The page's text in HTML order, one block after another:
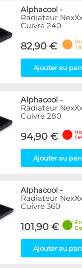
Alphacool -
Radiateur
Cuivre 240
82,90 €
1
Ajouter au
Alphacool -
Radiateur
Cuivre 280
94,90 €
Ajouter au
Alphacool -
Radiateur
Cuivre 360
101,90 €
Ajouter au